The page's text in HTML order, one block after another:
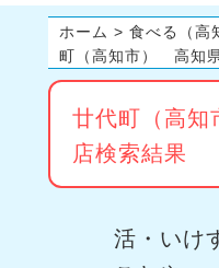
ホーム > 食べる（高
町（高知市） 高知
廿代町（高
店検索結果
活・いけ